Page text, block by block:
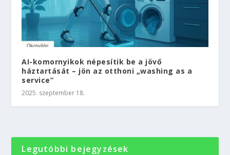
AI-komornyikok népesítik be a jövő
háztartását – jön az otthoni „washing as a
service”
2025. szeptember 18.
Legutóbbi bejegyzések